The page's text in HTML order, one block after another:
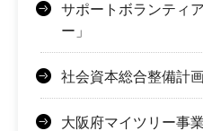
サポートボランティ
ー」
社会資本総合整備計
大阪府マイツリー事